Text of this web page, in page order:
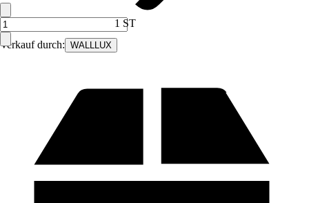
Verkauf durch: WALLLUX
1 ST